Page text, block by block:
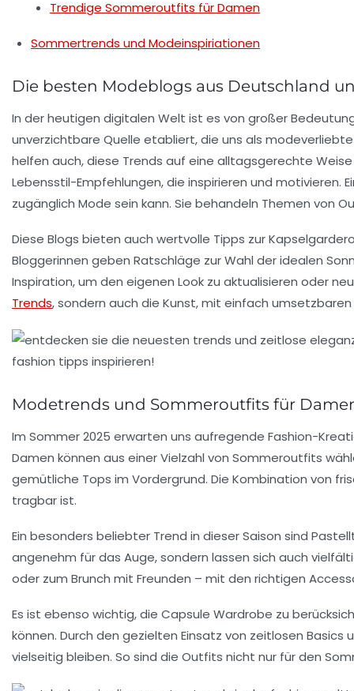
Trendige Sommeroutfits für Damen
Sommertrends und Modeinspiriationen
Die besten Modeblogs aus Deutschland
In der heutigen digitalen Welt ist es von großer
unverzichtbare Quelle etabliert, die uns als
helfen auch, diese Trends auf eine alltagsgerechte
Lebensstil-Empfehlungen, die inspirieren und motivieren.
zugänglich Mode sein kann. Sie behandeln Themen von
Diese Blogs bieten auch wertvolle Tipps zur
Bloggerinnen geben Ratschläge zur Wahl der idealen
Inspiration, um den eigenen Look zu aktualisieren oder
Trends, sondern auch die Kunst, mit einfach
Modetrends und Sommeroutfits für
Im Sommer 2025 erwarten uns aufregende Fashion-
Damen können aus einer Vielzahl von Sommeroutfits
gemütliche Tops im Vordergrund. Die Kombination von
tragbar ist.
Ein besonders beliebter Trend in dieser Saison sind
angenehm für das Auge, sondern lassen sich auch
oder zum Brunch mit Freunden – mit den richtigen
Es ist ebenso wichtig, die Capsule Wardrobe zu
können. Durch den gezielten Einsatz von zeitlosen
vielseitig bleiben. So sind die Outfits nicht nur für den